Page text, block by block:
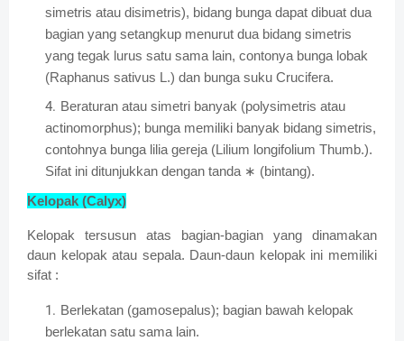
simetris atau disimetris), bidang bunga dapat dibuat dua
bagian yang setangkup menurut dua bidang simetris
yang tegak lurus satu sama lain, contonya bunga lobak
(Raphanus sativus L.) dan bunga suku Crucifera.
Beraturan atau simetri banyak (polysimetris atau
actinomorphus); bunga memiliki banyak bidang simetris,
contohnya bunga lilia gereja (Lilium longifolium Thumb.).
Sifat ini ditunjukkan dengan tanda ∗ (bintang).
Kelopak (Calyx)
Kelopak tersusun atas bagian-bagian yang dinamakan
daun kelopak atau sepala. Daun-daun kelopak ini memiliki
sifat :
Berlekatan (gamosepalus); bagian bawah kelopak
berlekatan satu sama lain.